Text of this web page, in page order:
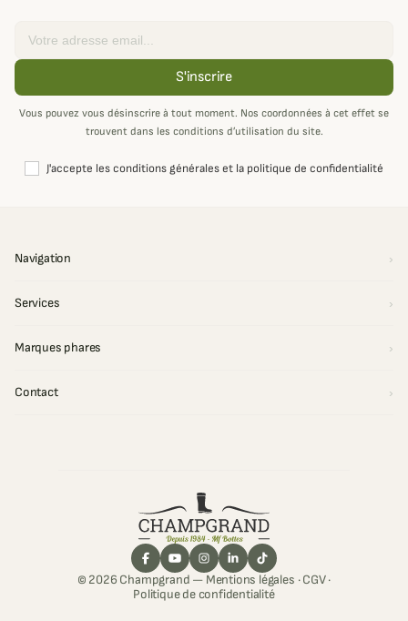
S'inscrire
Vous pouvez vous désinscrire à tout moment. Nos coordonnées à cet effet se
trouvent dans les conditions d’utilisation du site.
J'accepte les conditions générales et la politique de confidentialité
Navigation
Services
Marques phares
Contact
© 2026 Champgrand — Mentions légales ·CGV·
Politique de confidentialité